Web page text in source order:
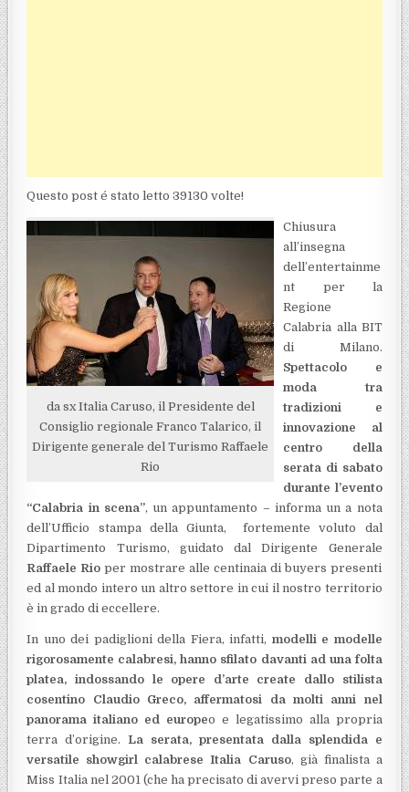
Questo post é stato letto 39130 volte!
da sx Italia Caruso, il Presidente del
Consiglio regionale Franco Talarico, il
Dirigente generale del Turismo Raffaele
Rio
Chiusura
all’insegna
dell’entertainme
nt per la
Regione
Calabria alla BIT
di Milano.
Spettacolo e
moda tra
tradizioni e
innovazione al
centro della
serata di sabato
durante l’evento
“Calabria in scena”, un appuntamento – informa un a nota
dell’Ufficio stampa della Giunta, fortemente voluto dal
Dipartimento Turismo, guidato dal Dirigente Generale
Raffaele Rio per mostrare alle centinaia di buyers presenti
ed al mondo intero un altro settore in cui il nostro territorio
è in grado di eccellere.
In uno dei padiglioni della Fiera, infatti, modelli e modelle
rigorosamente calabresi, hanno sfilato davanti ad una folta
platea, indossando le opere d’arte create dallo stilista
cosentino Claudio Greco, affermatosi da molti anni nel
panorama italiano ed europeo e legatissimo alla propria
terra d’origine. La serata, presentata dalla splendida e
versatile showgirl calabrese Italia Caruso, già finalista a
Miss Italia nel 2001 (che ha precisato di avervi preso parte a